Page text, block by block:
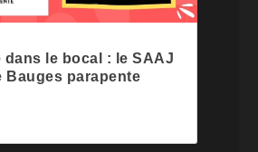
dans le bocal : le SAAJ
Bauges parapente